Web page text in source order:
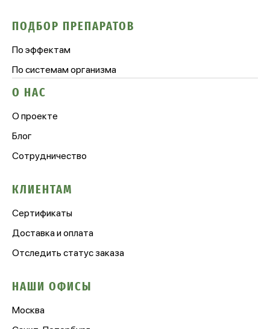
ПОДБОР ПРЕПАРАТОВ
По эффектам
По системам организма
О НАС
О проекте
Блог
Сотрудничество
КЛИЕНТАМ
Сертификаты
Доставка и оплата
Отследить статус заказа
НАШИ ОФИСЫ
Москва